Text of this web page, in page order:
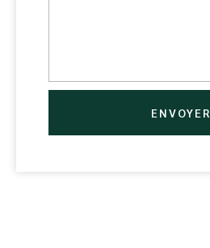
ENVOYER